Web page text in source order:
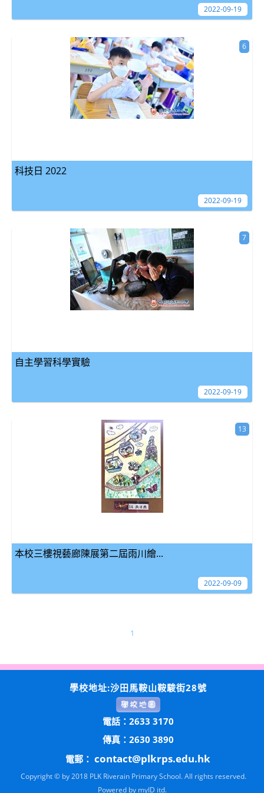
2022-09-19
科技日 2022
6
2022-09-19
自主學習科學實驗
7
2022-09-19
本校三樓視藝廊陳展第二屆雨川繪...
13
2022-09-09
1
學校地址:沙田馬鞍山鞍駿街28號
電話：2633 3170
傳真：2630 3890
電郵： contact@plkrps.edu.hk
Copyright © by 2018 PLK Riverain Primary School. All rights reserved.
Powered by myID itd.